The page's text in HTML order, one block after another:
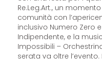
Re.Leg.Art., un
comunità con
inclusivo Numero Zero
Indipendente, e la
Impossibili –
serata va oltre